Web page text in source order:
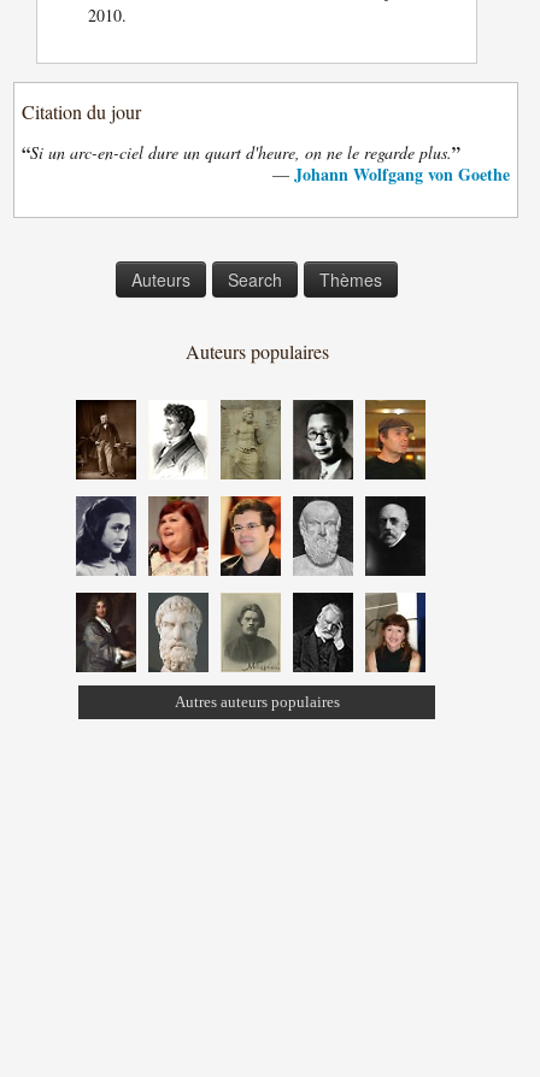
2010.
Citation du jour
“Si un arc-en-ciel dure un quart d'heure, on ne le regarde plus.”
— Johann Wolfgang von Goethe
Auteurs Search Thèmes
Auteurs populaires
Autres auteurs populaires